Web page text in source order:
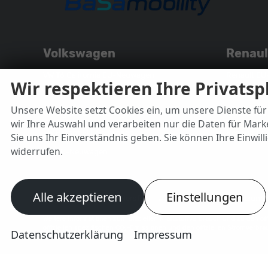
Volkswagen
VW T6 Multivan EU-Neuwagen
VW Tiguan EU-Neuwagen
VW Passat EU-Neuwagen
VW EU-Neuwagen
Renault
Renault
Renault
Autovermietung Bad Hersfeld Autovermietung Bad
www.dat.de.
Wir respektieren Ihre
Unsere Website setzt Cookies ein, um unsere Dienste
wir Ihre Auswahl und verarbeiten nur die Daten für
Sie uns Ihr Einverständnis geben. Sie können Ihre
widerrufen.
Alle akzeptieren Einstellungen
Datenschutzerklärung Impressum